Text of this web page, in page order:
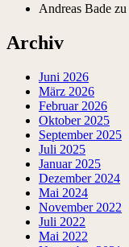
Andreas Bade zu
Archiv
Juni 2026
März 2026
Februar 2026
Oktober 2025
September 2025
Juli 2025
Januar 2025
Dezember 2024
Mai 2024
November 2022
Juli 2022
Mai 2022